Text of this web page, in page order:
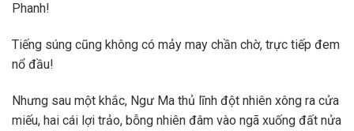
Phanh!
Tiếng súng cũng không có mảy may chần chờ, trực tiếp đem
nổ đầu!
Nhưng sau một khắc, Ngư Ma thủ lĩnh đột nhiên xông ra cửa
miếu, hai cái lợi trảo, bỗng nhiên đâm vào ngã xuống đất nửa